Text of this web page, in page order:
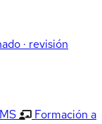
· revisión
Formación a